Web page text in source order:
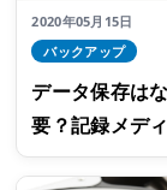
2020年05月15日
バックアップ
データ保存は
要？記録メデ
の特長を知っ